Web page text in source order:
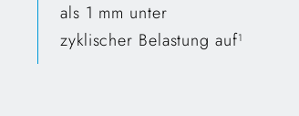
als 1 mm unter
zyklischer Belastung auf1